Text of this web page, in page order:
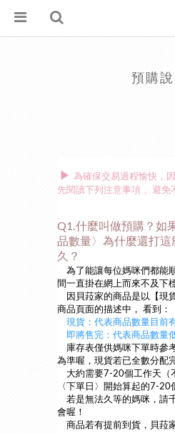
預購說
▶ 為確保交易過程愉快，
先閱讀下列注意事項， 避免
Q1.什麼叫做預購？如
品數量〉為什麼還打
久？
為了能讓每位媽咪們都能
間一直掛在網上而來不及下
因貝菈家的商品是以【現
商品頁面的描述中， 看到：
現貨：代表商品數量目前
即將售完：代表商品數量
庫存表僅供媽咪下單時參
為準喔，現貨若已全數分配
大約需要7-20個工作天（
〈下單日〉開始算起的7-20
若是無法久等的媽咪，請
會喔！
商品若有提前到貨，貝菈